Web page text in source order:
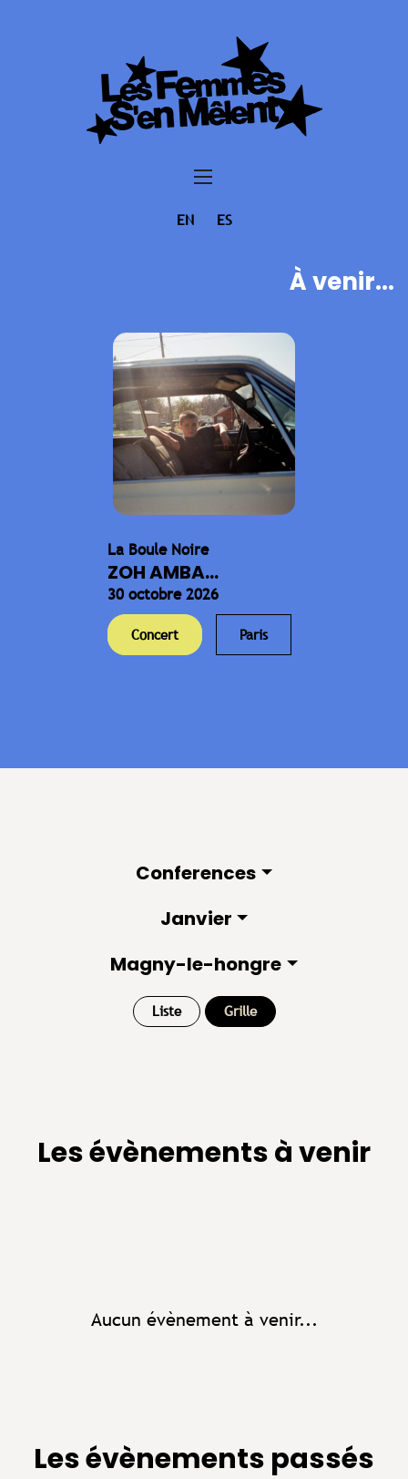
EN ES
À venir...
La Boule Noire
ZOH AMBA...
30 octobre 2026
Concert Paris
Conferences
Janvier
Magny-le-hongre
Liste Grille
Les évènements à venir
Aucun évènement à venir...
Les évènements passés